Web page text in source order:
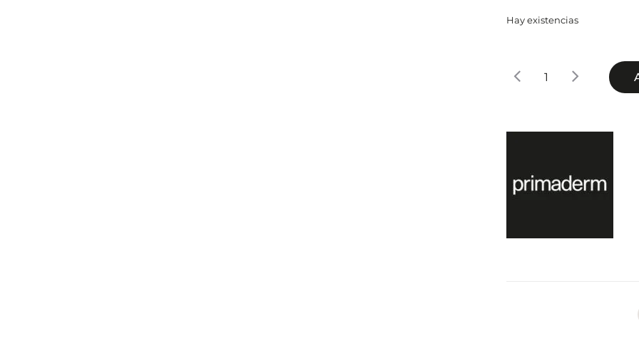
Hay existencias
Primaderm
Peeling
cantidad